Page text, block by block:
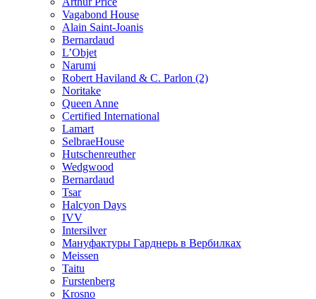
Vagabond House
Alain Saint-Joanis
Bernardaud
L’Objet
Narumi
Robert Haviland & C. Parlon (2)
Noritakе
Queen Anne
Certified International
Lamart
SelbraeHouse
Hutschenreuther
Wedgwood
Bernardaud
Tsar
Halcyon Days
IVV
Intersilver
Мануфактуры Гарднерь в Вербилках
Meissen
Taitu
Furstenberg
Krosno